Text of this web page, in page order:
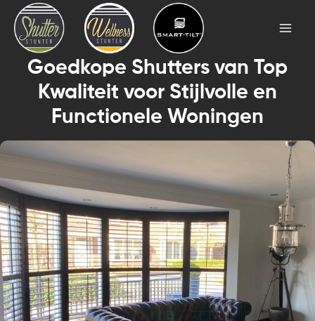
Skip
content
Goedkope Shutters van Top
Kwaliteit voor Stijlvolle en
Functionele Woningen